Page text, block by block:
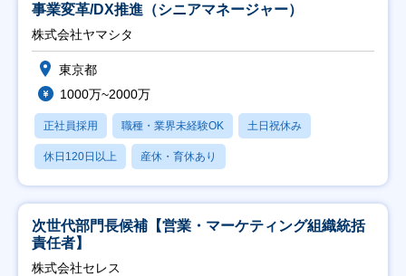
事業変革/DX推進（シニアマネージャー）
株式会社ヤマシタ
東京都
1000万~2000万
正社員採用 職種・業界未経験OK 土日祝休み
休日120日以上 産休・育休あり
次世代部門長候補【営業・マーケティング組織統括
責任者】
株式会社セレス